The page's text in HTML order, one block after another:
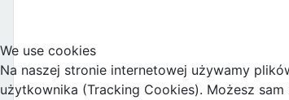
We use cookies
Na naszej stronie internetowej używamy
użytkownika (Tracking Cookies). Możesz